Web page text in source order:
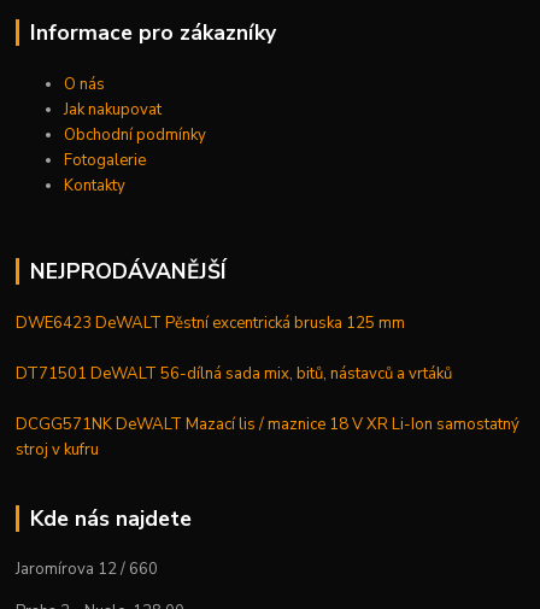
Informace pro zákazníky
O nás
Jak nakupovat
Obchodní podmínky
Fotogalerie
Kontakty
NEJPRODÁVANĚJŠÍ
DWE6423 DeWALT Pěstní excentrická bruska 125 mm
DT71501 DeWALT 56-dílná sada mix, bitů, nástavců a vrtáků
DCGG571NK DeWALT Mazací lis / maznice 18 V XR Li-Ion samostatný
stroj v kufru
Kde nás najdete
Jaromírova 12 / 660